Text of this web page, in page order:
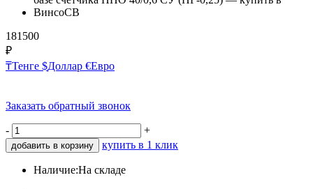
181500
₽
₸Тенге $Доллар €Евро
Заказать обратный звонок
- +
добавить в корзину купить в 1 клик
Наличие:На складе